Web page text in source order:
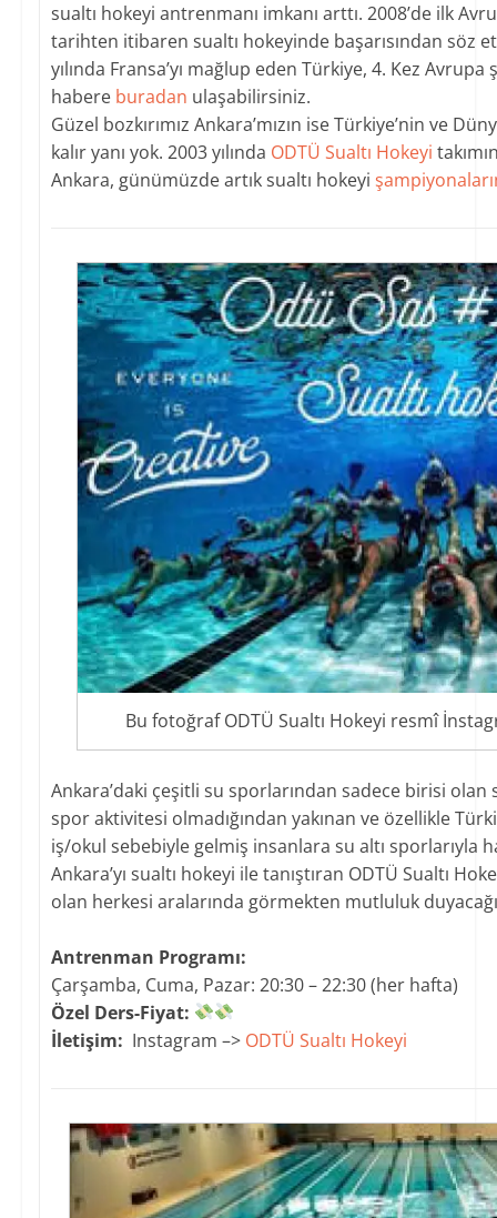
sualtı hokeyi antrenmanı imkanı arttı. 2008’de ilk
tarihten itibaren sualtı hokeyinde başarısından söz
yılında Fransa’yı mağlup eden Türkiye, 4. Kez
habere buradan ulaşabilirsiniz.
Güzel bozkırımız Ankara’mızın ise Türkiye’nin ve
kalır yanı yok. 2003 yılında ODTÜ Sualtı Hokeyi
Ankara, günümüzde artık sualtı hokeyi
Bu fotoğraf ODTÜ Sualtı Hokeyi resmî
Ankara’daki çeşitli su sporlarından sadece birisi olan
spor aktivitesi olmadığından yakınan ve özellikle
iş/okul sebebiyle gelmiş insanlara su altı sporlarıyla
Ankara’yı sualtı hokeyi ile tanıştıran ODTÜ Sualtı
olan herkesi aralarında görmekten mutluluk
Antrenman Programı:
Çarşamba, Cuma, Pazar: 20:30 – 22:30 (her hafta)
​Özel Ders-Fiyat:
​İletişim: Instagram –> ODTÜ Sualtı Hokeyi